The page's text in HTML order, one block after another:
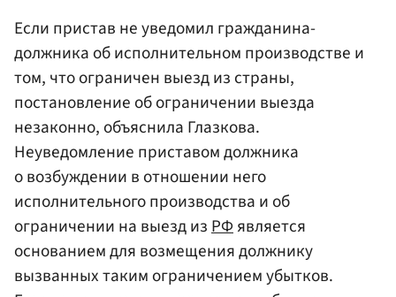
Если пристав не уведомил гражданина-
должника об исполнительном производстве и
том, что ограничен выезд из страны,
постановление об ограничении выезда
незаконно, объяснила Глазкова.
Неуведомление приставом должника
о возбуждении в отношении него
исполнительного производства и об
ограничении на выезд изРФявляется
основанием для возмещения должнику
вызванных таким ограничением убытков.